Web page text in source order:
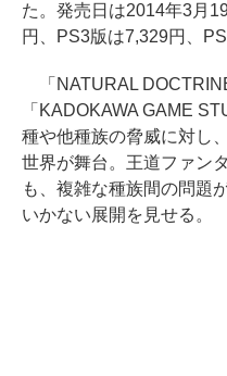
た。発売日は2014年3月
円、PS3版は7,329円、
「NATURAL
「KADOKAWA GAME
種や他種族の脅威に対し
世界が舞台。王道ファン
も、複雑な種族間の問題
いかない展開を見せる。